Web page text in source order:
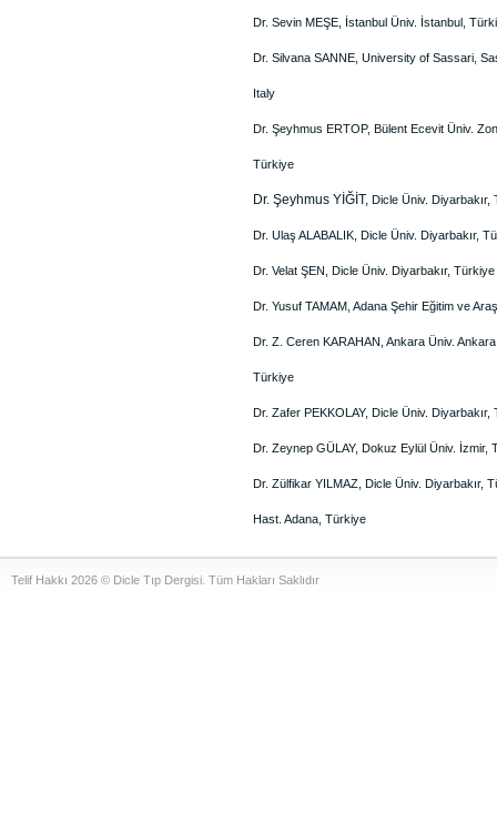
Dr. Sevin MEŞE, İstanbul Üniv. İstanbul,
Dr. Silvana SANNE, University of Sassari,
Italy
Dr. Şeyhmus ERTOP, Bülent Ecevit Üniv.
Türkiye
Dr. Şeyhmus YİĞİT, Dicle Üniv. Diyarbakır,
Dr. Ulaş ALABALIK, Dicle Üniv. Diyarbakır,
Dr. Velat ŞEN, Dicle Üniv. Diyarbakır, Türkiye
Dr. Yusuf TAMAM, Adana Şehir Eğitim ve
Dr. Z. Ceren KARAHAN, Ankara Üniv.
Türkiye
Dr. Zafer PEKKOLAY, Dicle Üniv. Diyarbakır,
Dr. Zeynep GÜLAY, Dokuz Eylül Üniv. İzmir,
Dr. Zülfikar YILMAZ, Dicle Üniv. Diyarbakır,
Hast. Adana, Türkiye
Telif Hakkı 2026 © Dicle Tıp Dergisi. Tüm Hakları Saklıdır